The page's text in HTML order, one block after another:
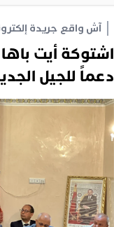
آش واقع جريدة
اشتوكة أيت
دعماً للجيل